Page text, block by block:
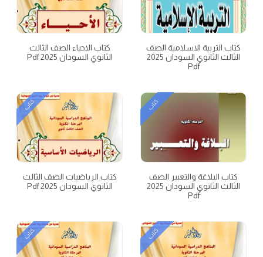
كتاب التربية الاسلامية الصف
الثالث الثانوي السودان 2025
Pdf
كتاب الاحياء الصف الثالث
الثانوي السودان 2025 Pdf
كتاب البلاغة والتعبير الصف
الثالث الثانوي السودان 2025
Pdf
كتاب
كتاب الرياضيات الصف الثالث
الثانوي السودان 2025 Pdf
كتاب
كتاب كتاب